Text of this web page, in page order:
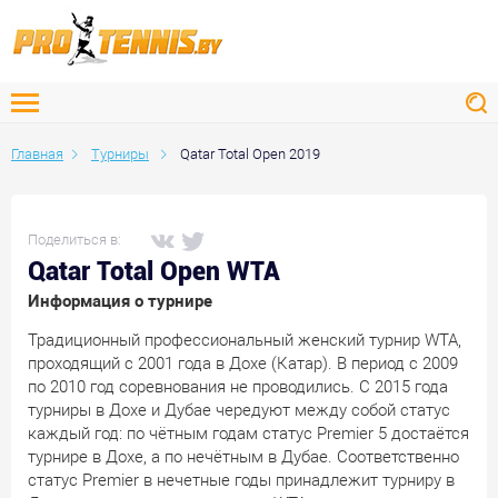
Главная Турниры Qatar Total Open 2019
Поделиться в:
Qatar Total Open WTA
Информация о турнире
Традиционный профессиональный женский турнир WTA,
проходящий с 2001 года в Дохе (Катар). В период с 2009
по 2010 год соревнования не проводились. С 2015 года
турниры в Дохе и Дубае чередуют между собой статус
каждый год: по чётным годам статус Premier 5 достаётся
турнире в Дохе, а по нечётным в Дубае. Соответственно
статус Premier в нечетные годы принадлежит турниру в